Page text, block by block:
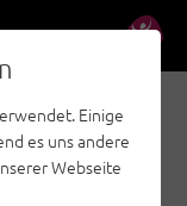
IM
Einige
es uns andere
Webseite